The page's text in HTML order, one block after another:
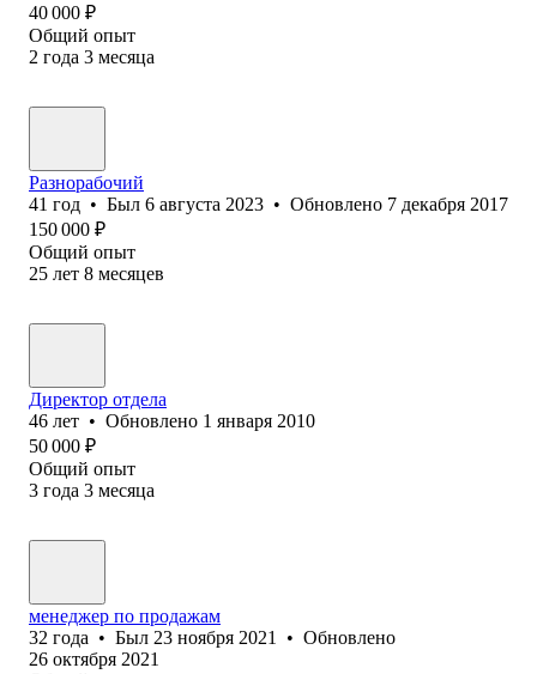
40 000 ₽
Общий опыт
2 года 3 месяца
Разнорабочий
41 год • Был 6 августа 2023 • Обновлено 7 декабря 2017
150 000 ₽
Общий опыт
25 лет 8 месяцев
Директор отдела
46 лет • Обновлено 1 января 2010
50 000 ₽
Общий опыт
3 года 3 месяца
менеджер по продажам
32 года • Был 23 ноября 2021 • Обновлено
26 октября 2021